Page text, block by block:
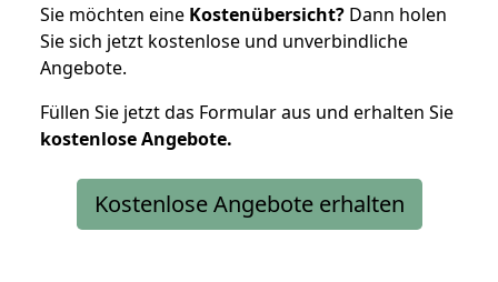
Sie möchten eine Kostenübersicht? Dann holen
Sie sich jetzt kostenlose und unverbindliche
Angebote.
Füllen Sie jetzt das Formular aus und erhalten Sie
kostenloseAngebote.
Kostenlose Angebote erhalten